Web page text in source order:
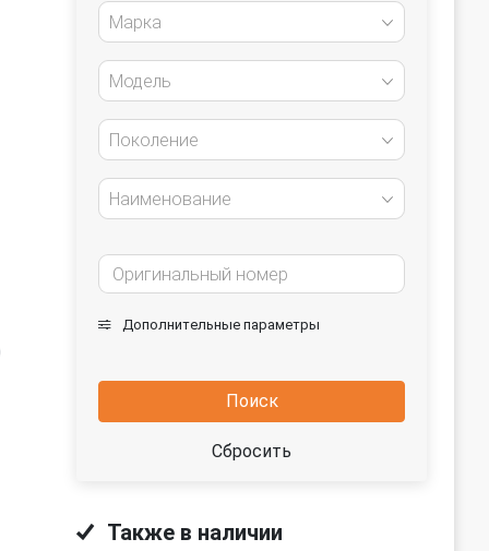
Марка
Модель
Поколение
Наименование
Дополнительные параметры
Поиск
Сбросить
Также в наличии